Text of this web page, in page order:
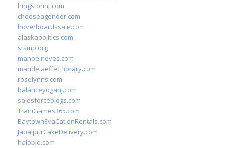
hingstonnt.com
chooseagender.com
hoverboardssale.com
alaskapolitics.com
stsmp.org
manoelneves.com
mandelaeffectlibrary.com
roselynns.com
balanceyoganj.com
salesforceblogs.com
TrainGames365.com
BaytownEvaCationRentals.com
JabalpurCakeDelivery.com
halobjd.com